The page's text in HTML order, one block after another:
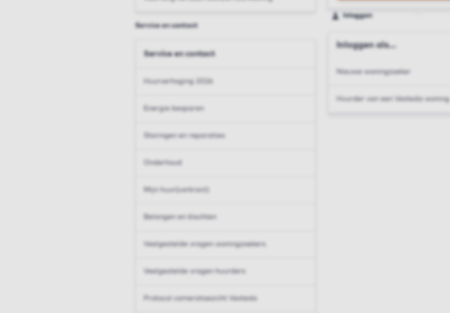
Service en contact
Service en contact
Huurverhoging 2026
Energie besparen
Storingen en reparaties
Onderhoud
Mijn huur(contract)
Belangen en klachten
Veelgestelde vragen woningzoekers
Veelgestelde vragen huurders
Protocol cameratoezicht Vesteda
Inloggen
Inloggen als...
Nieuwe woningzoeker
Huurder van een Vesteda woning